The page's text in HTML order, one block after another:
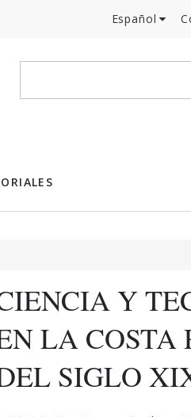
Español
Y
LA COSTA
SIGLO